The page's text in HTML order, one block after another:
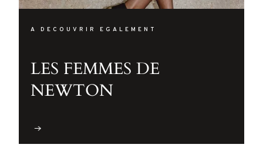
A DECOUVRIR EGALEMENT
LES FEMMES DE
NEWTON